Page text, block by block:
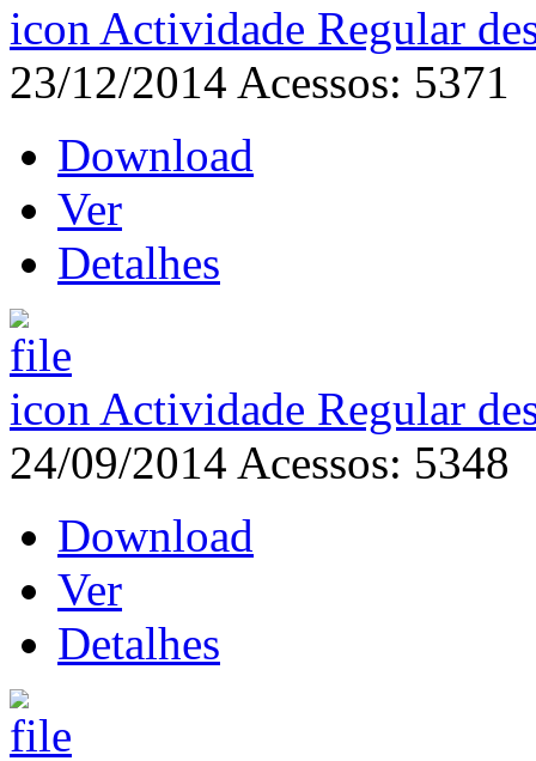
Actividade Regular
23/12/2014 Acessos: 5371
Download
Ver
Detalhes
Actividade Regular
24/09/2014 Acessos: 5348
Download
Ver
Detalhes